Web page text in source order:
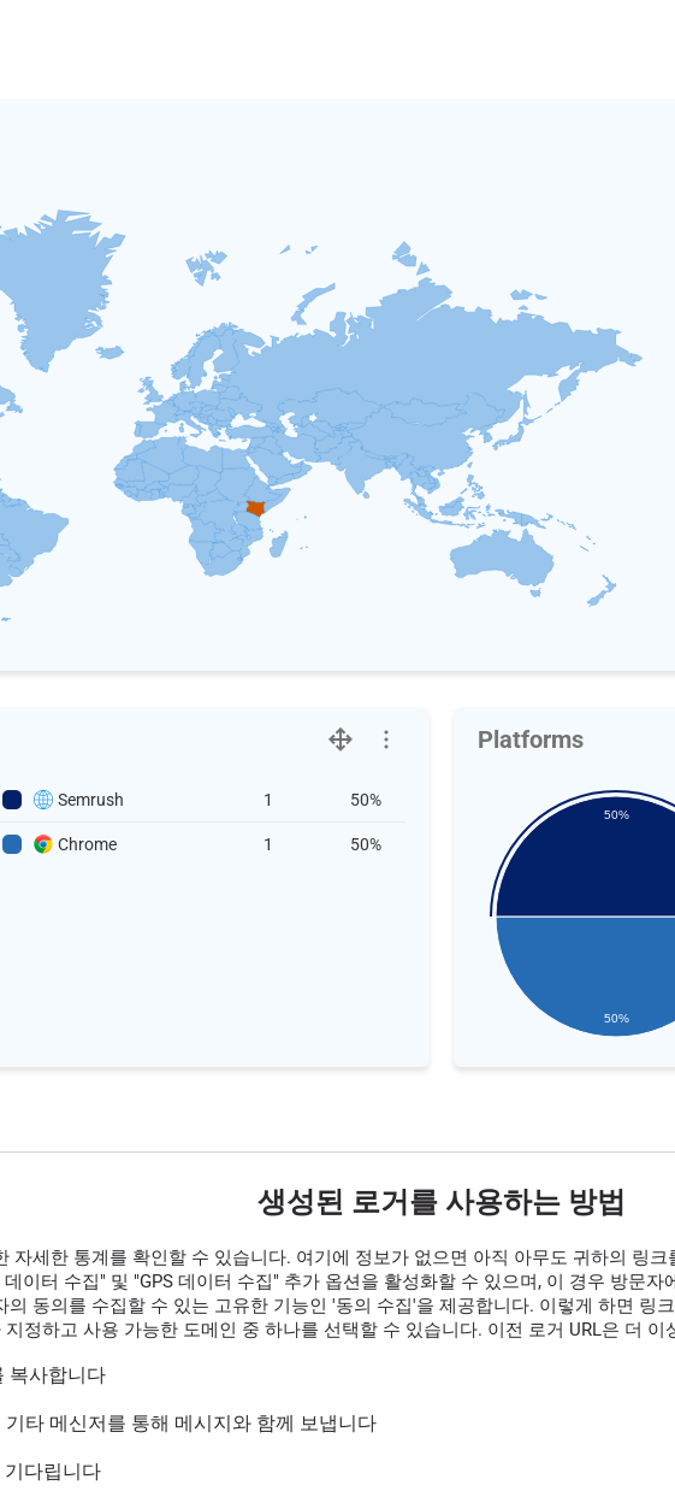
Semrush 1 50%
Chrome 1 50%
Platforms
50%
50%
생성된 로거를 사용하는 방법
자세한 통계를 확인할 수 있습니다. 여기에 정보가 없으면 아직 아무도 귀하의 링
이터 수집" 및 "GPS 데이터 수집" 추가 옵션을 활성화할 수 있으며, 이 경우 방문
동의를 수집할 수 있는 고유한 기능인 '동의 수집'을 제공합니다. 이렇게 하면 링
정하고 사용 가능한 도메인 중 하나를 선택할 수 있습니다. 이전 로거 URL은 더
복사합니다
타 메신저를 통해 메시지와 함께 보냅니다
다립니다